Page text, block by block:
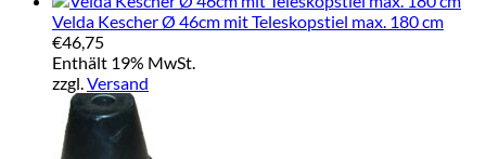
Velda Kescher Ø 46cm mit Teleskopstiel max. 180 cm
€46,75
Enthält 19% MwSt.
zzgl.Versand